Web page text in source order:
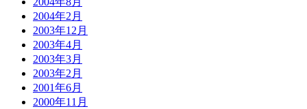
2004年2月
2003年12月
2003年4月
2003年3月
2003年2月
2001年6月
2000年11月